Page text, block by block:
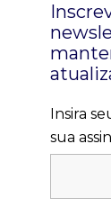
Insira
sua